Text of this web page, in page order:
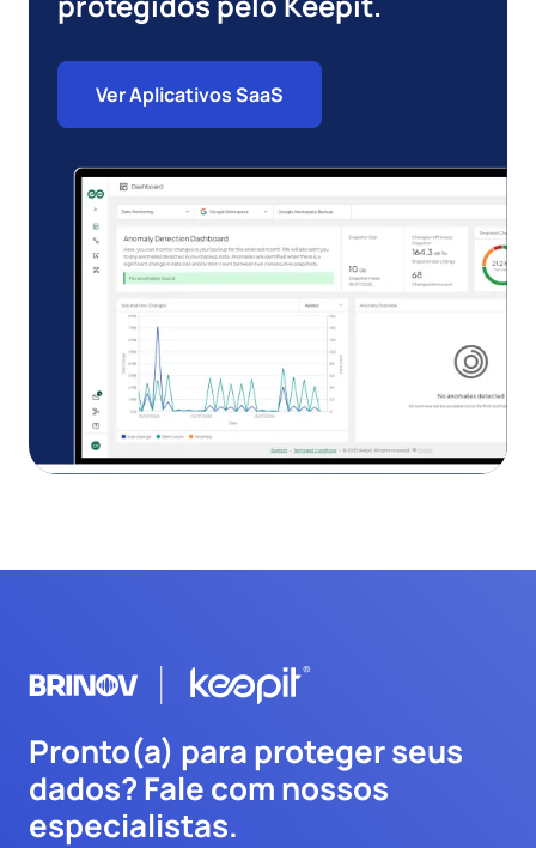
Ver Aplicativos SaaS
Pronto(a) para proteger seus
dados? Fale com nossos
especialistas.